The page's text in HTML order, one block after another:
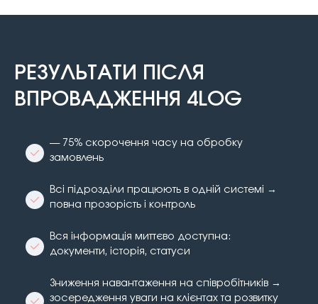
РЕЗУЛЬТАТИ ПІСЛЯ
ВПРОВАДЖЕННЯ 4LOG
— 75% скорочення часу на обробку
замовлень
Всі підрозділи працюють в одній системі →
повна прозорість і контроль
Вся інформація миттєво доступна:
документи, історія, статуси
Зниження навантаження на співробітників →
зосередження уваги на клієнтах та розвитку